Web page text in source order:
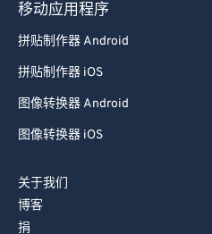
移动应用程序
拼贴制作器 Android
拼贴制作器 iOS
图像转换器 Android
图像转换器 iOS
关于我们
博客
捐